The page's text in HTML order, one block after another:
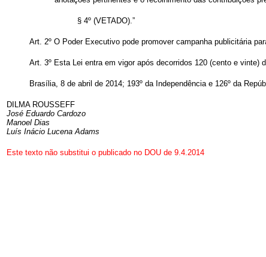
§ 4º (VETADO).”
Art. 2º O Poder Executivo pode promover campanha publicitária
Art. 3º Esta Lei entra em vigor após decorridos 120 (cento e vinte)
Brasília, 8 de abril de 2014; 193º da Independência e 126º da
DILMA ROUSSEFF
José Eduardo Cardozo
Manoel Dias
Luís Inácio Lucena Adams
Este texto não substitui o publicado no DOU de 9.4.2014